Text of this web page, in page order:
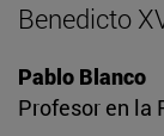
Benedicto
Pablo Blanco
Profesor en la